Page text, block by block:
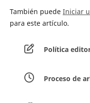
También puede Iniciar
para este artículo.
Política
Proceso de